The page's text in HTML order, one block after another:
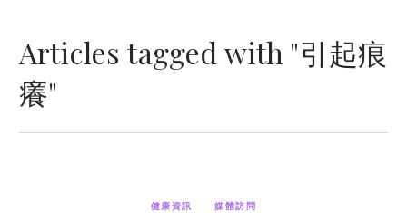
Articles tagged with "引起痕
癢"
健康資訊 媒體訪問